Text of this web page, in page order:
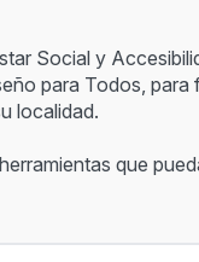
Social y
para Todos,
localidad.
que